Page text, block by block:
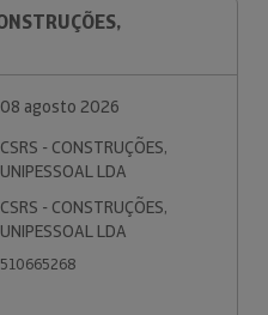
08 agosto 2026
CSRS - CONSTRUÇÕES,
UNIPESSOAL LDA
CSRS - CONSTRUÇÕES,
UNIPESSOAL LDA
510665268